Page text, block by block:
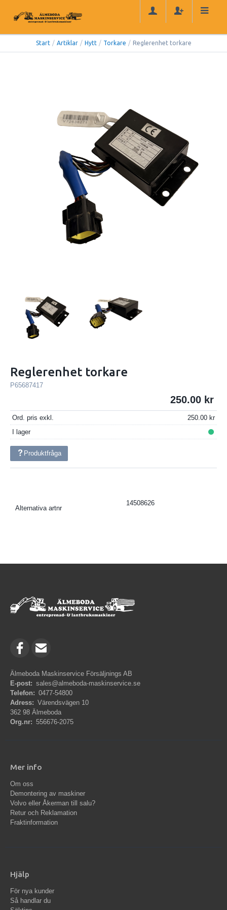
Start / Artiklar / Hytt / Torkare / Reglerenhet torkare
Reglerenhet torkare
P65687417
250.00
Ord. pris exkl.
250.00
I lager
Produktfråga
Alternativa artnr
14508626
Älmeboda Maskinservice Försäljnings AB
E-post: sales@almeboda-maskinservice.se
Telefon: 0477-54800
Adress: Värendsvägen 10
362 98 Älmeboda
Org.nr: 556676-2075
Mer info
Om oss
Demontering av maskiner
Volvo eller Åkerman till salu?
Retur och Reklamation
Fraktinformation
Hjälp
För nya kunder
Så handlar du